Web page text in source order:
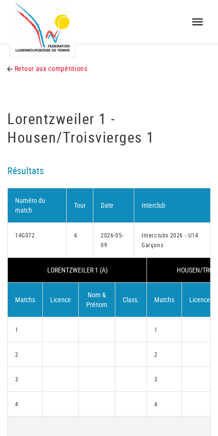
Toggle
Retour aux compétitions
Lorentzweiler 1 -
Housen/Troisvierges 1
Résultats
Numéro du
match
Tour Date Interclub
14G072 4
2026-05-
09
Interclubs 2026 - U14
Garçons
LORENTZWEILER 1 (A) HOUSEN/
Matchs Licence
Nom &
Prénom
Class. Matchs Licence
1 1
2 2
3 3
4 4